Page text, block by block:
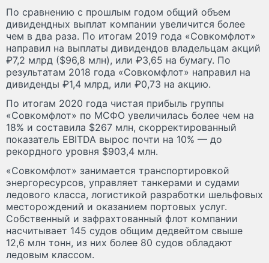
По сравнению с прошлым годом общий объем
дивидендных выплат компании увеличится более
чем в два раза. По итогам 2019 года «Совкомфлот»
направил на выплаты дивидендов владельцам акций
₽7,2 млрд ($96,8 млн), или ₽3,65 на бумагу. По
результатам 2018 года «Совкомфлот» направил на
дивиденды ₽1,4 млрд, или ₽0,73 на акцию.
По итогам 2020 года чистая прибыль группы
«Совкомфлот» по МСФО увеличилась более чем на
18% и составила $267 млн, скорректированный
показатель EBITDA вырос почти на 10% — до
рекордного уровня $903,4 млн.
«Совкомфлот» занимается транспортировкой
энергоресурсов, управляет танкерами и судами
ледового класса, логистикой разработки шельфовых
месторождений и оказанием портовых услуг.
Собственный и зафрахтованный флот компании
насчитывает 145 судов общим дедвейтом свыше
12,6 млн тонн, из них более 80 судов обладают
ледовым классом.